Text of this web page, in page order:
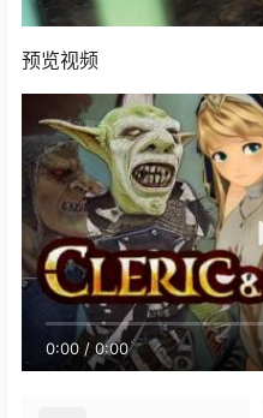
预览视频
0:00 / 0:00